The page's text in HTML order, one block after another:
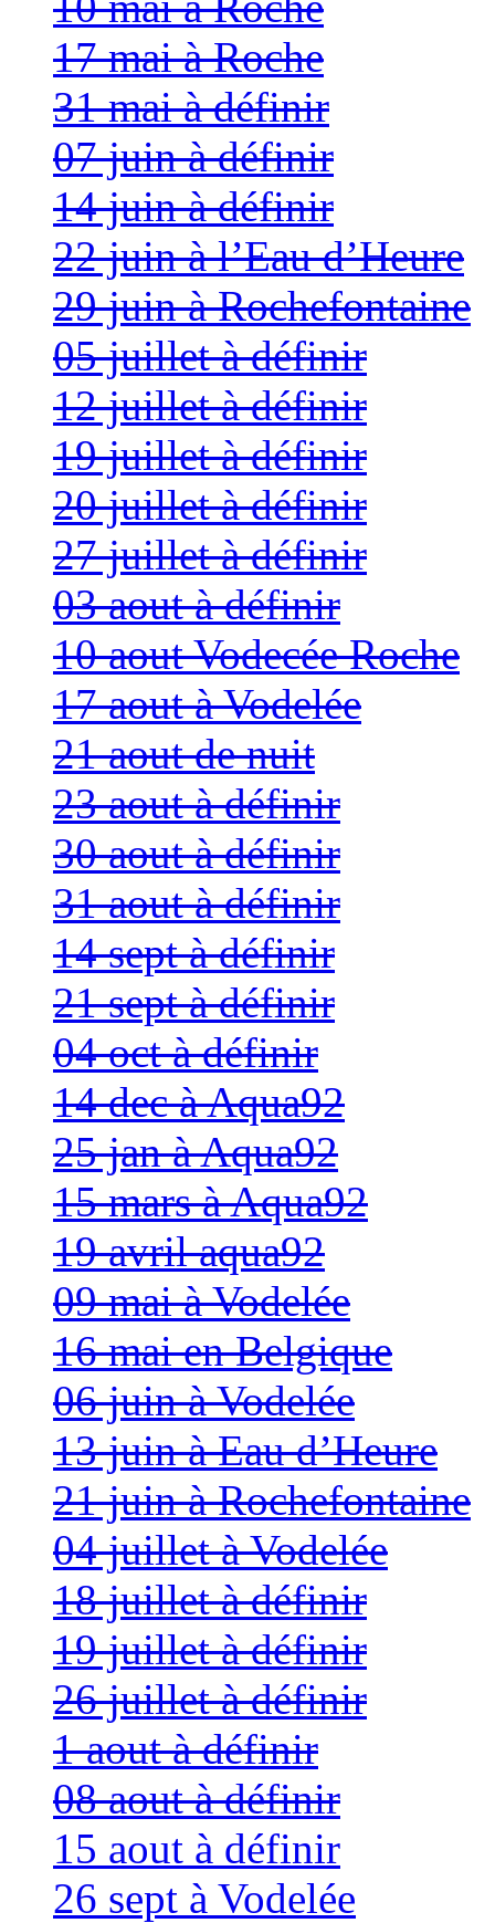
17 mai à Roche
31 mai à définir
07 juin à définir
14 juin à définir
22 juin à l’Eau d’Heure
29 juin à Rochefontaine
05 juillet à définir
12 juillet à définir
19 juillet à définir
20 juillet à définir
27 juillet à définir
03 aout à définir
10 aout Vodecée Roche
17 aout à Vodelée
21 aout de nuit
23 aout à définir
30 aout à définir
31 aout à définir
14 sept à définir
21 sept à définir
04 oct à définir
14 dec à Aqua92
25 jan à Aqua92
15 mars à Aqua92
19 avril aqua92
09 mai à Vodelée
16 mai en Belgique
06 juin à Vodelée
13 juin à Eau d’Heure
21 juin à Rochefontaine
04 juillet à Vodelée
18 juillet à définir
19 juillet à définir
26 juillet à définir
1 aout à définir
08 aout à définir
15 aout à définir
26 sept à Vodelée